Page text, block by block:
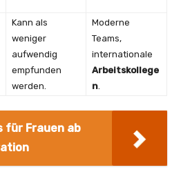
Kann als
weniger
aufwendig
empfunden
werden.
Moderne
Teams,
internationale
Arbeitskollege
n
für Frauen ab